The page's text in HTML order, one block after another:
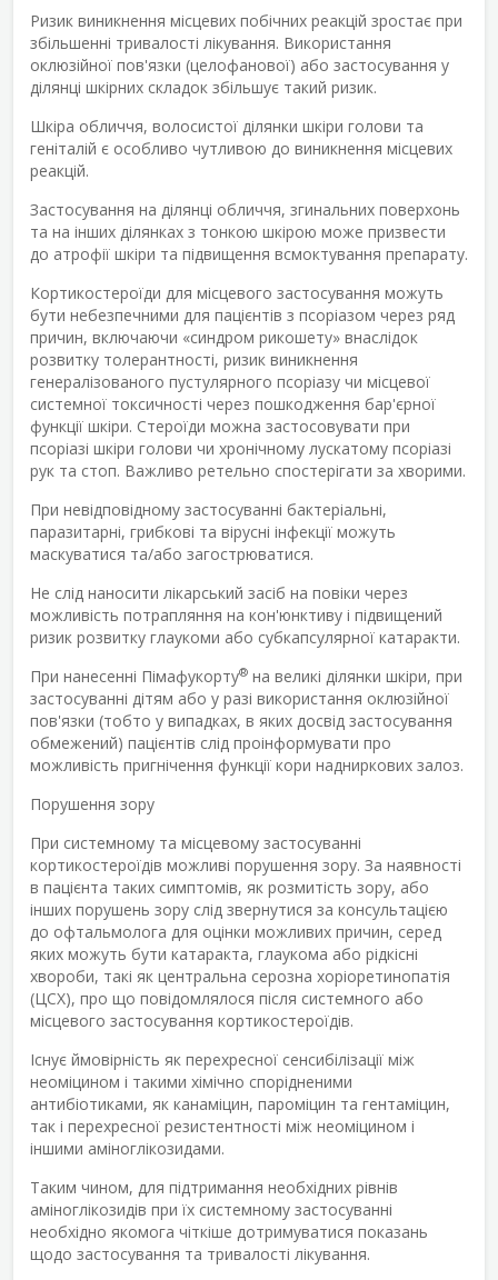
Ризик виникнення місцевих побічних реакцій зростає при
збільшенні тривалості лікування. Використання
оклюзійної пов'язки (целофанової) або застосування у
ділянці шкірних складок збільшує такий ризик.
Шкіра обличчя, волосистої ділянки шкіри голови та
геніталій є особливо чутливою до виникнення місцевих
реакцій.
Застосування на ділянці обличчя, згинальних поверхонь
та на інших ділянках з тонкою шкірою може призвести
до атрофії шкіри та підвищення всмоктування препарату.
Кортикостероїди для місцевого застосування можуть
бути небезпечними для пацієнтів з псоріазом через ряд
причин, включаючи «синдром рикошету» внаслідок
розвитку толерантності, ризик виникнення
генералізованого пустулярного псоріазу чи місцевої
системної токсичності через пошкодження бар'єрної
функції шкіри. Стероїди можна застосовувати при
псоріазі шкіри голови чи хронічному лускатому псоріазі
рук та стоп. Важливо ретельно спостерігати за хворими.
При невідповідному застосуванні бактеріальні,
паразитарні, грибкові та вірусні інфекції можуть
маскуватися та/або загострюватися.
Не слід наносити лікарський засіб на повіки через
можливість потрапляння на кон'юнктиву і підвищений
ризик розвитку глаукоми або субкапсулярної катаракти.
При нанесенні Пімафукорту® на великі ділянки шкіри, при
застосуванні дітям або у разі використання оклюзійної
пов'язки (тобто у випадках, в яких досвід застосування
обмежений) пацієнтів слід проінформувати про
можливість пригнічення функції кори надниркових залоз.
Порушення зору
При системному та місцевому застосуванні
кортикостероїдів можливі порушення зору. За наявності
в пацієнта таких симптомів, як розмитість зору, або
інших порушень зору слід звернутися за консультацією
до офтальмолога для оцінки можливих причин, серед
яких можуть бути катаракта, глаукома або рідкісні
хвороби, такі як центральна серозна хоріоретинопатія
(ЦСХ), про що повідомлялося після системного або
місцевого застосування кортикостероїдів.
Існує ймовірність як перехресної сенсибілізації між
неоміцином і такими хімічно спорідненими
антибіотиками, як канаміцин, пароміцин та гентаміцин,
так і перехресної резистентності між неоміцином і
іншими аміноглікозидами.
Таким чином, для підтримання необхідних рівнів
аміноглікозидів при їх системному застосуванні
необхідно якомога чіткіше дотримуватися показань
щодо застосування та тривалості лікування.